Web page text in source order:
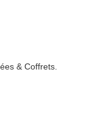
& Coffrets.